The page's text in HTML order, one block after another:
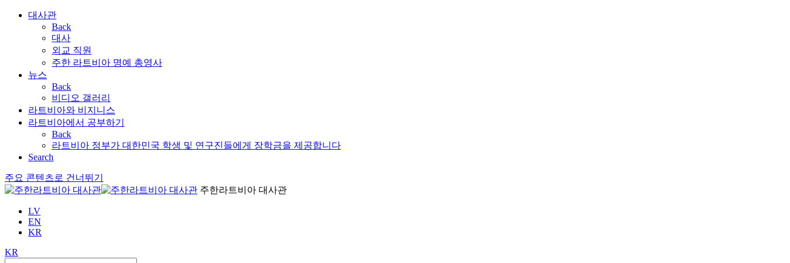
대사관
Back
대사
외교 직원
주한 라트비아 명예 총영사
뉴스
Back
비디오 갤러리
라트비아와 비지니스
라트비아에서 공부하기
Back
라트비아 정부가 대한민국 학생 및 연구진들에게 장학금을 제공합니다
Search
주요 콘텐츠로 건너뛰기
주한라트비아 대사관
LV
EN
KR
KR